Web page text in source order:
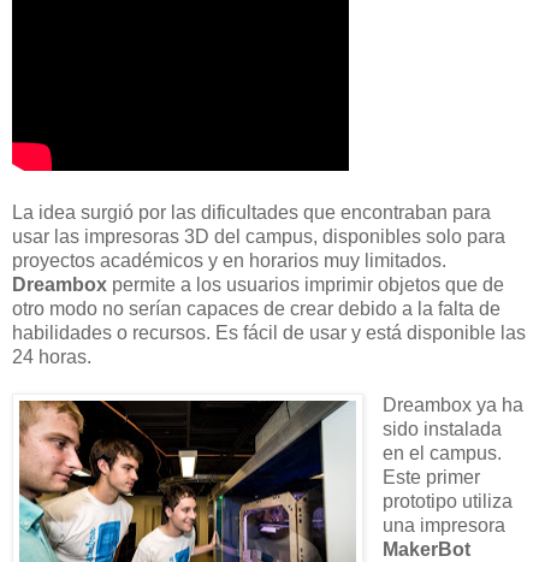
La idea surgió por las dificultades que encontraban para
usar las impresoras 3D del campus, disponibles solo para
proyectos académicos y en horarios muy limitados.
Dreambox permite a los usuarios imprimir objetos que de
otro modo no serían capaces de crear debido a la falta de
habilidades o recursos. Es fácil de usar y está disponible las
24 horas.
Dreambox ya ha
sido instalada
en el campus.
Este primer
prototipo utiliza
una impresora
MakerBot